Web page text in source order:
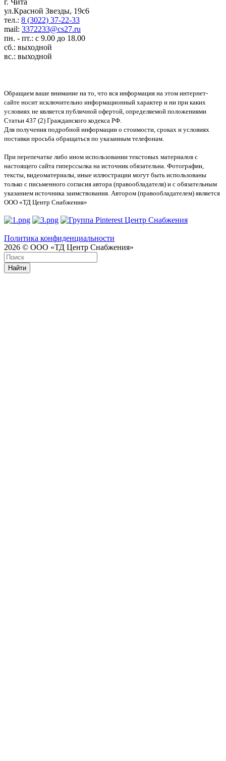
ул.Красной Звезды, 19с6
тел.: 8 (3022) 37-22-33
mail: 3372233@cs27.ru
пн. - пт.: с 9.00 до 18.00
сб.: выходной
вс.: выходной
Обращаем ваше внимание на то, что вся информация на этом интернет-
сайте носит исключительно информационный характер и ни при каких
условиях не является публичной офертой, определяемой положениями
Статьи 437 (2) Гражданского кодекса РФ.
Для получения подробной информации о стоимости, сроках и условиях
поставки просьба обращаться по указанным телефонам.
При перепечатке либо ином использовании текстовых материалов с
настоящего сайта гиперссылка на источник обязательна. Фотографии,
тексты, видеоматериалы, иные иллюстрации могут быть использованы
только с письменного согласия автора (правообладателя) и с обязательным
указанием источника заимствования. Автором (правообладателем) является
ООО «ТД Центр Снабжения»
Политика конфиденциальности
2026 © ООО «ТД Центр Снабжения»
Найти